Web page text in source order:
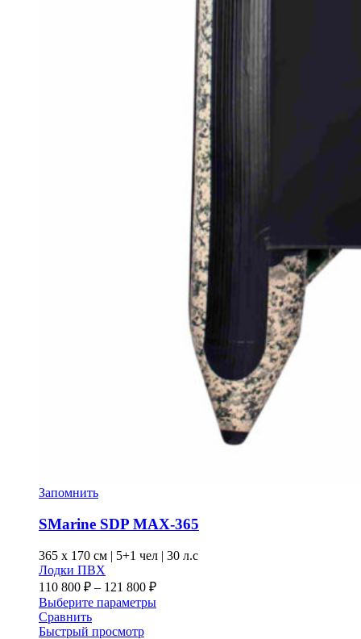
Запомнить
SMarine SDP MAX-365
365 x 170 см | 5+1 чел | 30 л.с
Лодки ПВХ
110 800 ₽ – 121 800 ₽Диапазон
цен:
Выберите параметрыЭтот
Сравнить
Быстрый просмотр